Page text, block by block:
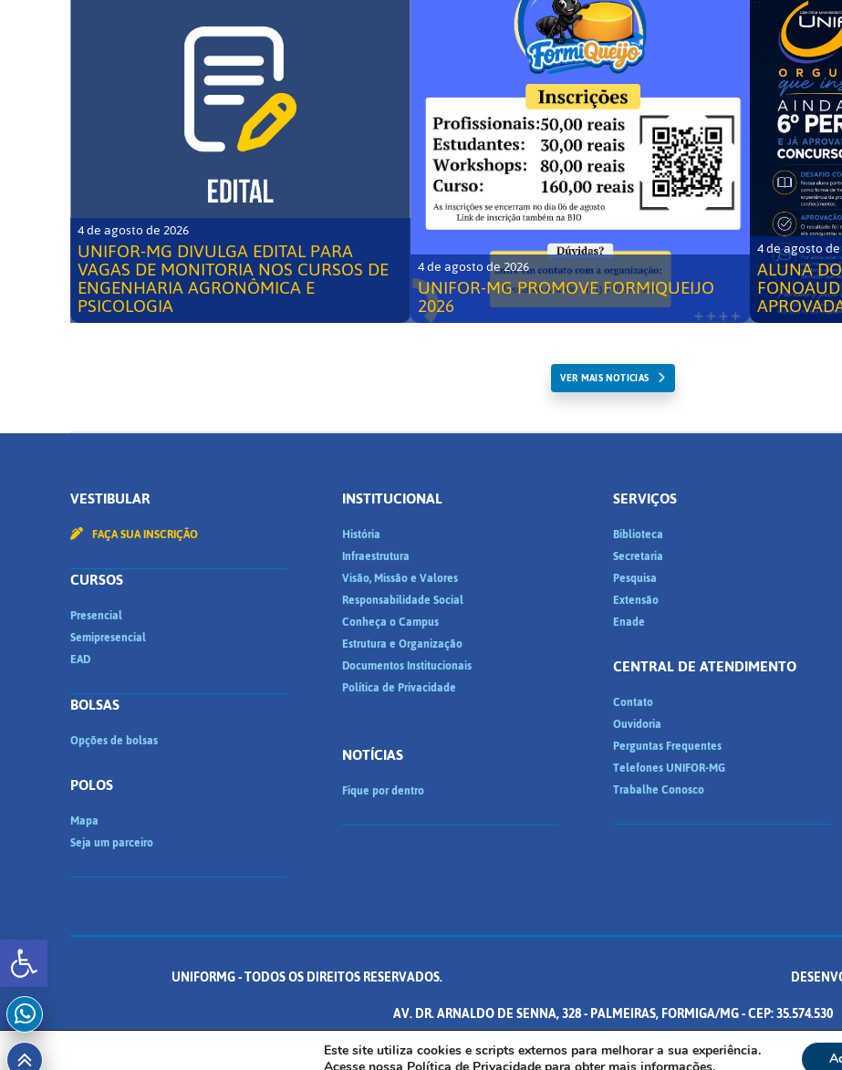
Abrir a barra de ferramentas
4 de agosto de 2026
UNIFOR-MG DIVULGA EDITAL PARA
VAGAS DE MONITORIA NOS CURSOS DE
ENGENHARIA AGRONÔMICA E
PSICOLOGIA
4 de agosto de 2026
UNIFOR-MG PROMOVE FORMIQUEIJO
2026
4 de agosto
ALUNA
VER MAIS NOTICIAS
VESTIBULAR
FAÇA SUA INSCRIÇÃO
CURSOS
Presencial
Semipresencial
EAD
BOLSAS
Opções de bolsas
POLOS
Mapa
Seja um parceiro
INSTITUCIONAL
História
Infraestrutura
Visão, Missão e Valores
Responsabilidade Social
Conheça o Campus
Estrutura e Organização
Documentos Institucionais
Política de Privacidade
NOTÍCIAS
Fique por dentro
SERVIÇOS
Biblioteca
Secretaria
Pesquisa
Extensão
Enade
CENTRAL DE ATENDIMENTO
Contato
Ouvidoria
Perguntas Frequentes
Telefones UNIFOR-MG
Trabalhe Conosco
UNIFORMG - TODOS OS DIREITOS RESERVADOS.
AV. DR. ARNALDO DE SENNA, 328 - PALMEIRAS, FORMIGA/MG - CEP: 35.574.530
Este site utiliza cookies e scripts externos para melhorar a sua experiência.